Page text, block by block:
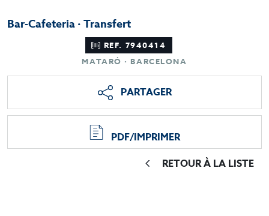
Bar-Cafeteria · Transfert
REF. 7940414
MATARÓ · BARCELONA
PARTAGER
PDF/IMPRIMER
RETOUR À LA LISTE